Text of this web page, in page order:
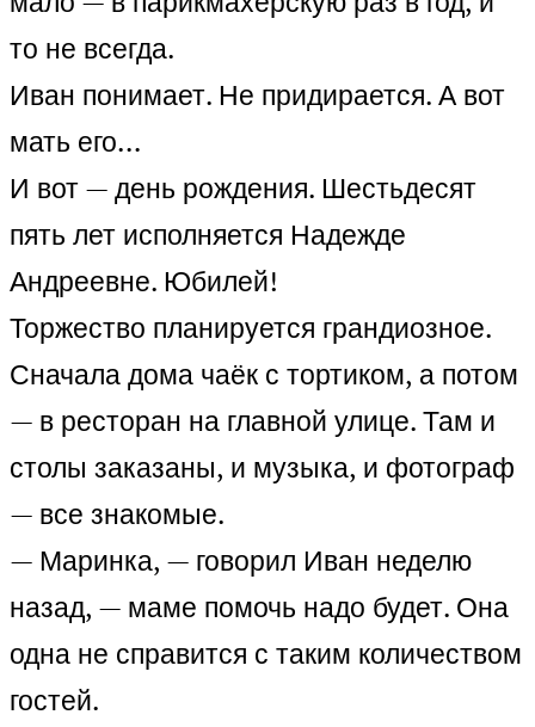
то не всегда.
Иван понимает. Не придирается. А вот
мать его…
И вот — день рождения. Шестьдесят
пять лет исполняется Надежде
Андреевне. Юбилей!
Торжество планируется грандиозное.
Сначала дома чаёк с тортиком, а потом
— в ресторан на главной улице. Там и
столы заказаны, и музыка, и фотограф
— все знакомые.
— Маринка, — говорил Иван неделю
назад, — маме помочь надо будет. Она
одна не справится с таким количеством
гостей.